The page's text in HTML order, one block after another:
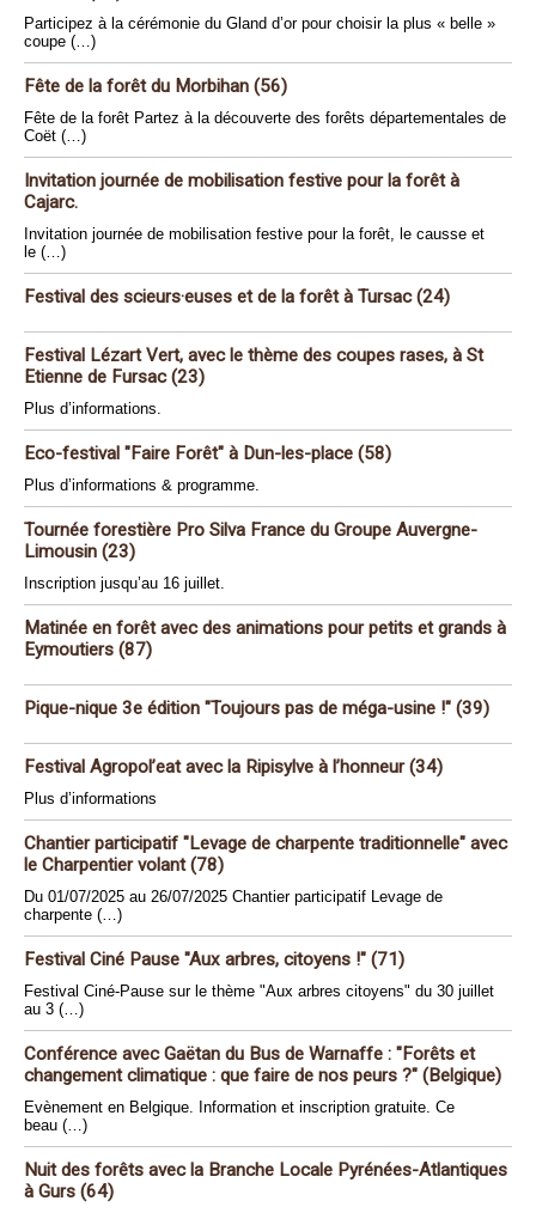
Participez à la cérémonie du Gland d’or pour choisir la plus « belle »
coupe (…)
Fête de la forêt du Morbihan (56)
Fête de la forêt Partez à la découverte des forêts départementales de
Coët (…)
Invitation journée de mobilisation festive pour la forêt à
Cajarc.
Invitation journée de mobilisation festive pour la forêt, le causse et
le (…)
Festival des scieurs·euses et de la forêt à Tursac (24)
Festival Lézart Vert, avec le thème des coupes rases, à St
Etienne de Fursac (23)
Plus d’informations.
Eco-festival "Faire Forêt" à Dun-les-place (58)
Plus d’informations & programme.
Tournée forestière Pro Silva France du Groupe Auvergne-
Limousin (23)
Inscription jusqu’au 16 juillet.
Matinée en forêt avec des animations pour petits et grands à
Eymoutiers (87)
Pique-nique 3e édition "Toujours pas de méga-usine !" (39)
Festival Agropol’eat avec la Ripisylve à l’honneur (34)
Plus d’informations
Chantier participatif "Levage de charpente traditionnelle" avec
le Charpentier volant (78)
Du 01/07/2025 au 26/07/2025 Chantier participatif Levage de
charpente (…)
Festival Ciné Pause "Aux arbres, citoyens !" (71)
Festival Ciné-Pause sur le thème "Aux arbres citoyens" du 30 juillet
au 3 (…)
Conférence avec Gaëtan du Bus de Warnaffe : "Forêts et
changement climatique : que faire de nos peurs ?" (Belgique)
Evènement en Belgique. Information et inscription gratuite. Ce
beau (…)
Nuit des forêts avec la Branche Locale Pyrénées-Atlantiques
à Gurs (64)